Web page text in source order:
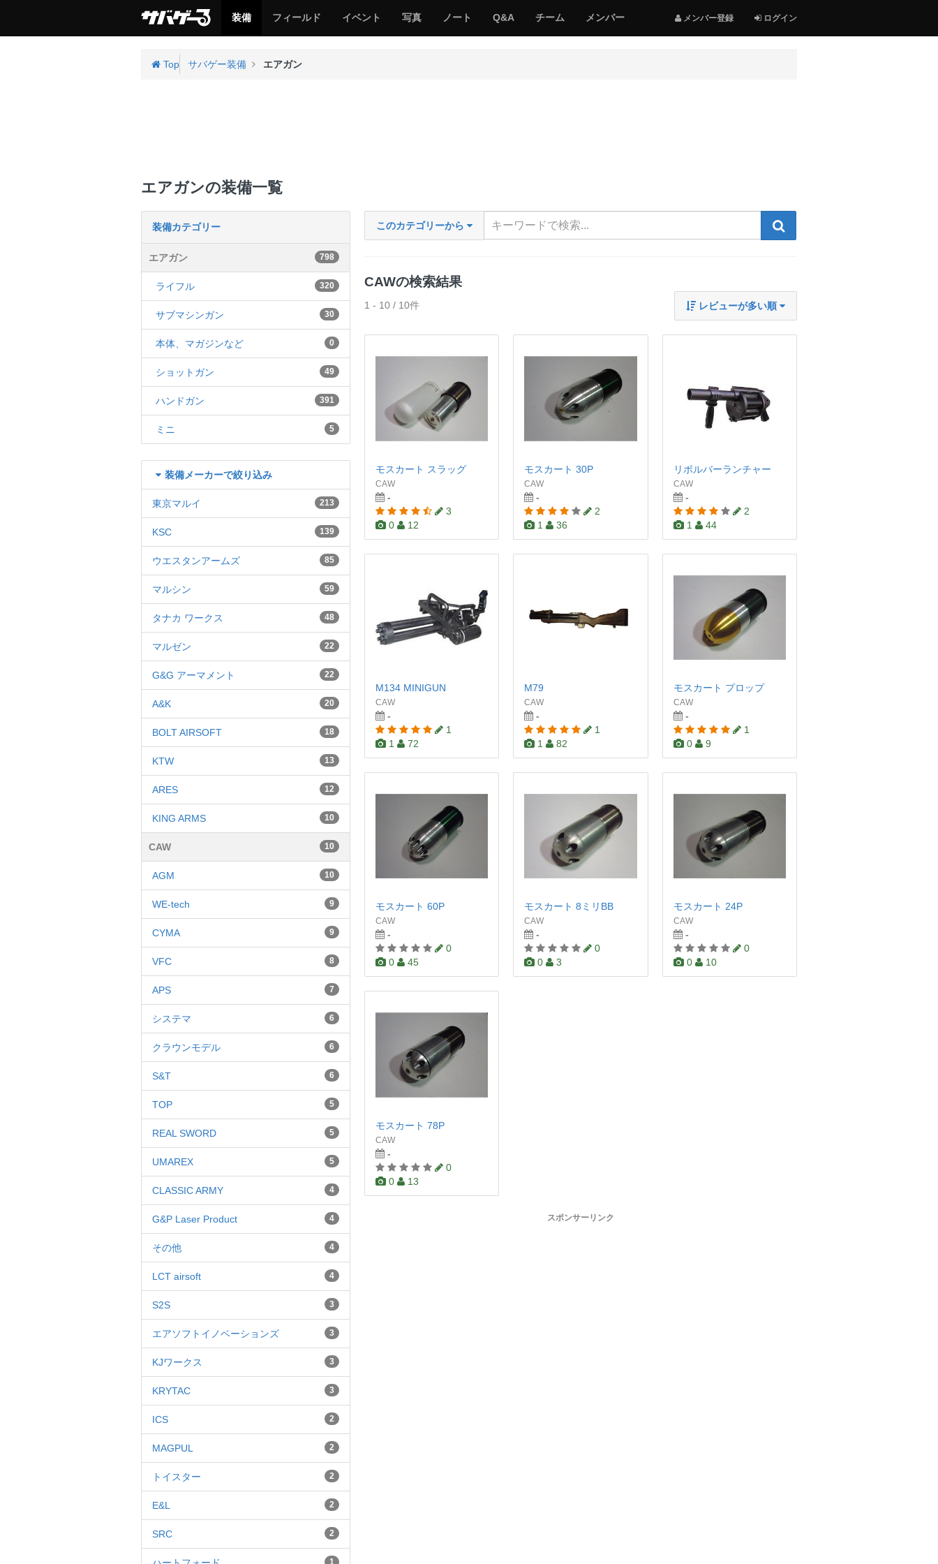
メンバー登録 ログイン
サ
ー
装備
サ
ー
フィールド
サ
イベント
み
写真
み
ノート
サ
Q&A
サ
チーム
サ
メンバー
Top サバゲー装備 エアガン
エアガンの装備一覧
このカテゴリーから
CAWの検索結果
レビューが多い順
1 - 10 / 10件
モスカート スラッグ
CAW
-
3
0
12
モスカート 30P
CAW
-
2
1
36
リボルバーランチャー
CAW
-
2
1
44
M134 MINIGUN
CAW
-
1
1
72
M79
CAW
-
1
1
82
モスカート プロップ
CAW
-
1
0
9
モスカート 60P
CAW
-
0
0
45
モスカート 8ミリBB
CAW
-
0
0
3
モスカート 24P
CAW
-
0
0
10
モスカート 78P
CAW
-
0
0
13
スポンサーリンク
装備カテゴリー
エアガン 798
ライフル 320
サブマシンガン 30
本体、マガジンなど 0
ショットガン 49
ハンドガン 391
ミニ 5
装備メーカーで絞り込み
東京マルイ 213
KSC 139
ウエスタンアームズ 85
マルシン 59
タナカ ワークス 48
マルゼン 22
G&G アーマメント 22
A&K 20
BOLT AIRSOFT 18
KTW 13
ARES 12
KING ARMS 10
CAW 10
AGM 10
WE-tech 9
CYMA 9
VFC 8
APS 7
システマ 6
クラウンモデル 6
S&T 6
TOP 5
REAL SWORD 5
UMAREX 5
CLASSIC ARMY 4
G&P Laser Product 4
その他 4
LCT airsoft 4
S2S 3
エアソフトイノベーションズ 3
KJワークス 3
KRYTAC 3
ICS 2
MAGPUL 2
トイスター 2
E&L 2
SRC 2
1